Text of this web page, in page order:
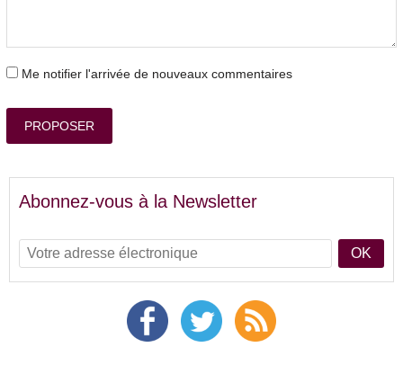
Me notifier l'arrivée de nouveaux commentaires
PROPOSER
Abonnez-vous à la Newsletter
OK